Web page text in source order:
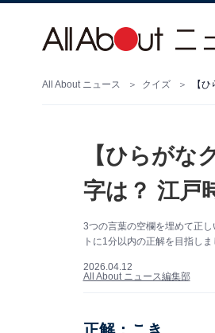
All About ニュース クイズ 【
【ひらがな
字は？ 江戸
3つの言葉の空欄を埋めて正
トに1分以内の正解を目指しま
2026.04.12
All About ニュース編集部